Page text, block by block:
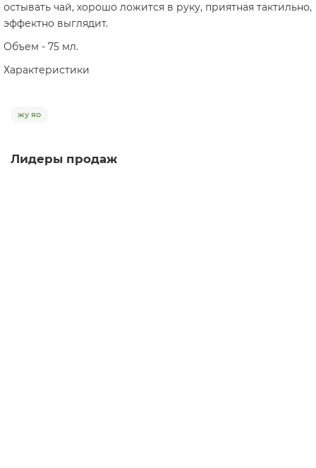
остывать чай, хорошо ложится в руку, приятная тактильно,
эффектно выглядит.
Объем - 75 мл.
Характеристики
жу яо
Лидеры продаж